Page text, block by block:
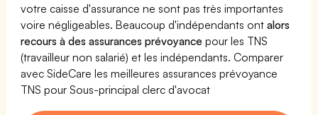
votre caisse d'assurance ne sont pas très importantes
voire négligeables. Beaucoup d'indépendants ontalors
recours à des assurances prévoyance pour les TNS
(travailleur non salarié) et les indépendants. Comparer
avec SideCare les meilleures assurances prévoyance
TNS pour Sous-principal clerc d'avocat